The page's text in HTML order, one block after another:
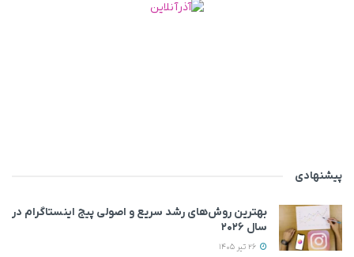
پیشنهادی
بهترین روش‌های رشد سریع و اصولی پیج اینستاگرام در
سال ۲۰۲۶